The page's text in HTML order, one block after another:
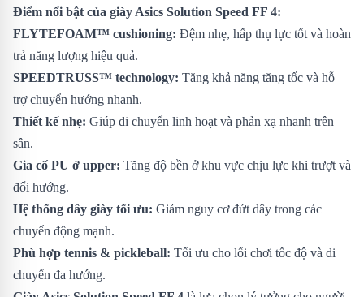
Điểm nổi bật của giày Asics Solution Speed FF 4:
FLYTEFOAM™ cushioning: Đệm nhẹ, hấp thụ lực tốt và hoàn
trả năng lượng hiệu quả.
SPEEDTRUSS™ technology: Tăng khả năng tăng tốc và hỗ
trợ chuyển hướng nhanh.
Thiết kế nhẹ: Giúp di chuyển linh hoạt và phản xạ nhanh trên
sân.
Gia cố PU ở upper: Tăng độ bền ở khu vực chịu lực khi trượt và
đổi hướng.
Hệ thống dây giày tối ưu: Giảm nguy cơ đứt dây trong các
chuyển động mạnh.
Phù hợp tennis & pickleball: Tối ưu cho lối chơi tốc độ và di
chuyển đa hướng.